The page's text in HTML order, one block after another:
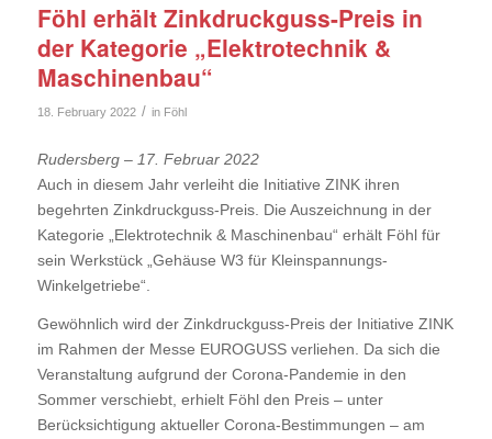
Föhl erhält Zinkdruckguss-Preis in
der Kategorie „Elektrotechnik &
Maschinenbau“
18. February 2022 / in Föhl
Rudersberg – 17. Februar 2022
Auch in diesem Jahr verleiht die Initiative ZINK ihren
begehrten Zinkdruckguss-Preis. Die Auszeichnung in der
Kategorie „Elektrotechnik & Maschinenbau“ erhält Föhl für
sein Werkstück „Gehäuse W3 für Kleinspannungs-
Winkelgetriebe“.
Gewöhnlich wird der Zinkdruckguss-Preis der Initiative ZINK
im Rahmen der Messe EUROGUSS verliehen. Da sich die
Veranstaltung aufgrund der Corona-Pandemie in den
Sommer verschiebt, erhielt Föhl den Preis – unter
Berücksichtigung aktueller Corona-Bestimmungen – am